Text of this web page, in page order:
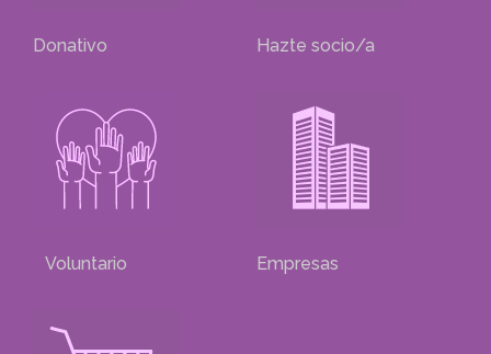
Donativo Hazte socio/a
Voluntario Empresas